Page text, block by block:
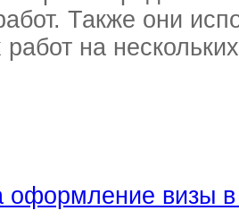
Также они
на
оформление визы